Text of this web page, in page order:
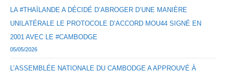
LA #THAÏLANDE A DÉCIDÉ D’ABROGER D’UNE MANIÈRE
UNILATÉRALE LE PROTOCOLE D’ACCORD MOU44 SIGNÉ EN
2001 AVEC LE #CAMBODGE
05/05/2026
L’ASSEMBLÉE NATIONALE DU CAMBODGE A APPROUVÉ À